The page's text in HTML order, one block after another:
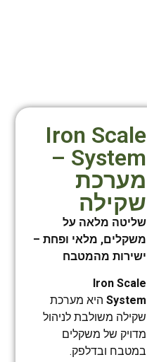
Iron Scale
System –
מערכת
שקילה
שליטה מלאה על
משקלים, מלאי ופחת –
ישירות מהמטבח
Iron Scale
Systemהיא מערכת
שקילה משולבת לניהול
מדויק של משקלים
במטבח ובדלפק.